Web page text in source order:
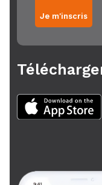
Je m'inscris